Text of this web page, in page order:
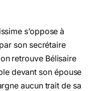
s’oppose à
son secrétaire
retrouve Bélisaire
devant son épouse
aucun trait de sa